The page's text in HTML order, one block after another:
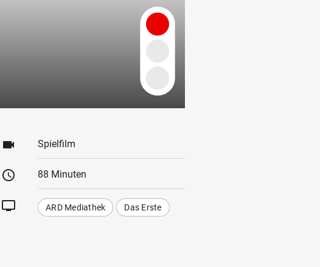
videocam Spielfilm
schedule 88 Minuten
tv ARD Mediathek Das Erste